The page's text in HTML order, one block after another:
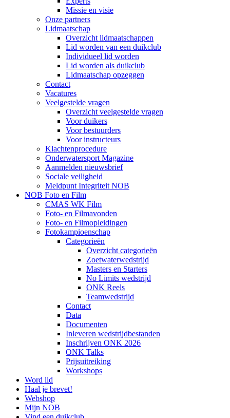
Missie en visie
Onze partners
Lidmaatschap
Overzicht lidmaatschappen
Lid worden van een duikclub
Individueel lid worden
Lid worden als duikclub
Lidmaatschap opzeggen
Contact
Vacatures
Veelgestelde vragen
Overzicht veelgestelde vragen
Voor duikers
Voor bestuurders
Voor instructeurs
Klachtenprocedure
Onderwatersport Magazine
Aanmelden nieuwsbrief
Sociale veiligheid
Meldpunt Integriteit NOB
NOB Foto en Film
CMAS WK Film
Foto- en Filmavonden
Foto- en Filmopleidingen
Fotokampioenschap
Categorieën
Overzicht categorieën
Zoetwaterwedstrijd
Masters en Starters
No Limits wedstrijd
ONK Reels
Teamwedstrijd
Contact
Data
Documenten
Inleveren wedstrijdbestanden
Inschrijven ONK 2026
ONK Talks
Prijsuitreiking
Workshops
Word lid
Haal je brevet!
Webshop
Mijn NOB